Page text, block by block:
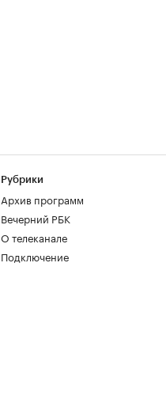
Рубрики
Архив программ
Вечерний РБК
О телеканале
Подключение